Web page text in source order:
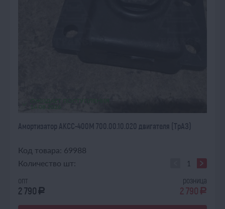
14.08.2026
Амортизатор АКСС-400М 700.00.10.020 двигателя (ТрАЗ)
Код товара: 69988
Количество шт:
опт
2 790 a
розница
2 790 a